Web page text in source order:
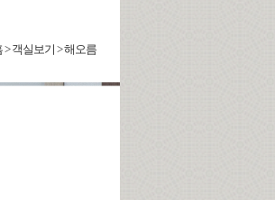
> 객실보기 > 해오름